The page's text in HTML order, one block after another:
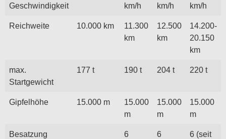
Geschwindigkeit
km/h
km/h
km/h
Reichweite 10.000 km
11.300
km
12.500
km
14.200-
20.150
km
max.
Startgewicht
177 t 190 t 204 t 220 t
Gipfelhöhe 15.000 m
15.000
m
15.000
m
15.000
m
Besatzung 6 6
6 (seit